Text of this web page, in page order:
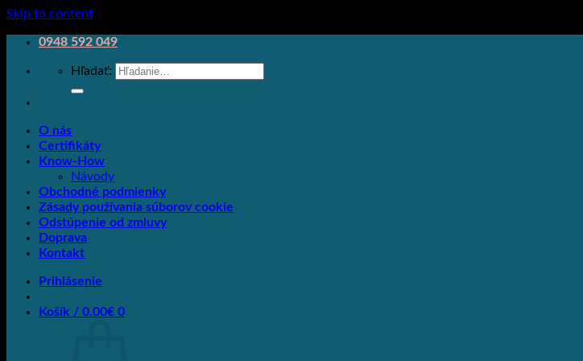
Skip to content
0948 592 049
Hľadať:
O nás
Certifikáty
Know-How
Návody
Obchodné podmienky
Zásady používania súborov cookie
Odstúpenie od zmluvy
Doprava
Kontakt
Prihlásenie
Košík / 0.00€ 0